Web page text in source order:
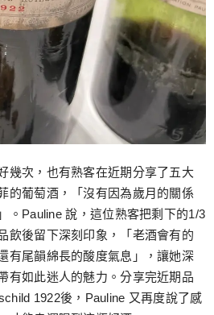
幾次，也有熟客在近期分享了五大
的葡萄酒，「沒有因為歲月的關係
。Pauline 說，這位熟客把剩下的1/3
飲後留下深刻印象，「老酒會有的
有尾韻綿長的酸度氣息」，讓她深
有如此迷人的魅力。分享完近期品
1922後，Pauline 又再度說了感